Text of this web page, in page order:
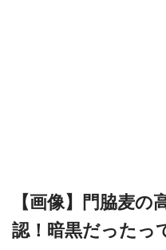
【画像】門脇麦
認！暗黒だったっ